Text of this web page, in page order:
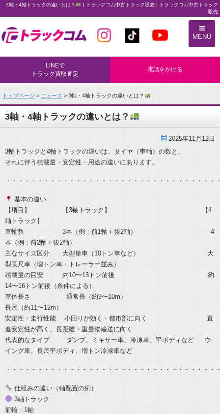
3軸・4軸トラックの違いとは？
| トラックコム中古トラック販売 | トラックコム中古トラック
販売
トラックコム中古トラック販売
MENU
LINEで
トラック買取査定
電話をかける
トップページ > ニュース > 3軸・4軸トラックの違いとは？
3軸・4軸トラックの違いとは？
2025年11月12日
3軸トラックと4軸トラックの違いは、タイヤ（車軸）の数と、
それに伴う積載量・安定性・用途の違いにあります。
・・・・・・・・・・・・・・・・・・・・・・・・・・・・・・・・
基本の違い
【項目】 【3軸トラック】 【4
軸トラック】
車軸数 3本（例：前1軸＋後2軸） 4
本（例：前2軸＋後2軸）
主なサイズ区分 大型単車（10トン車など） 大
型長尺車（増トン車・トレーラー並み）
積載量の目安 約10〜13トン前後 約
14〜16トン前後（条件による）
車体長さ 通常長（約9〜10m）
長尺（約11〜12m）
安定性・走行性能 小回りが効く・都市部に向く 直
進安定性が高く、長距離・重量物輸送に向く
代表的なタイプ ダンプ、ミキサー車、冷凍車、平ボディなど ウ
イング車、長尺平ボディ、増トン冷凍車など
・・・・・・・・・・・・・・・・・・・・・・・・・・・・・・・・
仕組みの違い（軸配置の例）
3軸トラック
前輪：1軸